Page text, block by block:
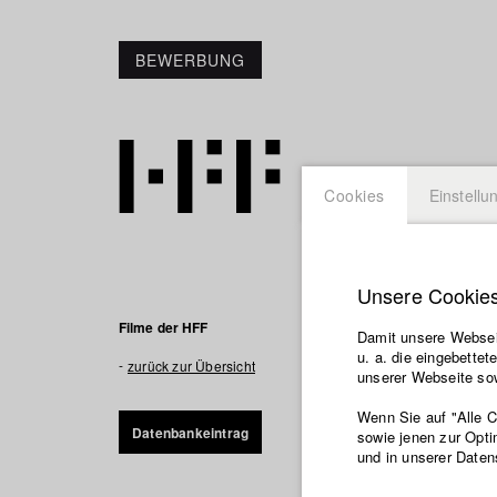
BEWERBUNG
Filme der HFF
zurück zur Übersicht
Datenbankeintrag
Sealand
Immer größere
Welt. Ein Luxus,
stammen von
Cookies
Unsere
Damit unsere
u. a. die
unserer Webseite
Wenn Sie auf "Alle
sowie jenen zur
und in unserer